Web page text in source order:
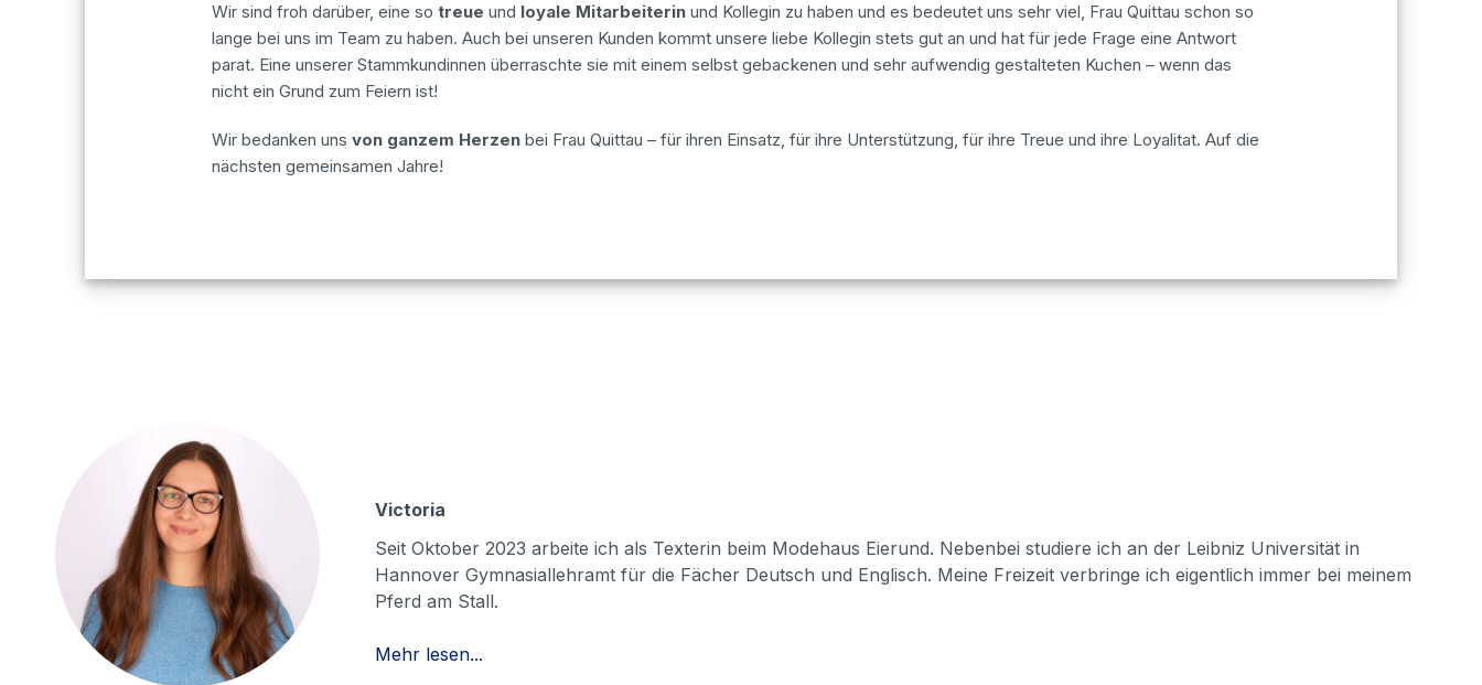
Wir sind froh darüber, eine so treue und loyale Mitarbeiterin und Kollegin zu haben und es bedeutet uns sehr viel, Frau Quittau schon so
lange bei uns im Team zu haben. Auch bei unseren Kunden kommt unsere liebe Kollegin stets gut an und hat für jede Frage eine Antwort
parat. Eine unserer Stammkundinnen überraschte sie mit einem selbst gebackenen und sehr aufwendig gestalteten Kuchen – wenn das
nicht ein Grund zum Feiern ist!
Wir bedanken uns von ganzem Herzen bei Frau Quittau – für ihren Einsatz, für ihre Unterstützung, für ihre Treue und ihre Loyalitat. Auf die
nächsten gemeinsamen Jahre!
Victoria
Seit Oktober 2023 arbeite ich als Texterin beim Modehaus Eierund. Nebenbei studiere ich an der Leibniz Universität in
Hannover Gymnasiallehramt für die Fächer Deutsch und Englisch. Meine Freizeit verbringe ich eigentlich immer bei meinem
Pferd am Stall.
Mehr lesen...